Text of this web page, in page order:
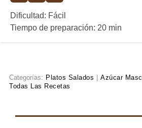
Dificultad: Fácil
Tiempo de preparación: 20 min
Categorías: Platos Salados Azúcar
Todas Las Recetas